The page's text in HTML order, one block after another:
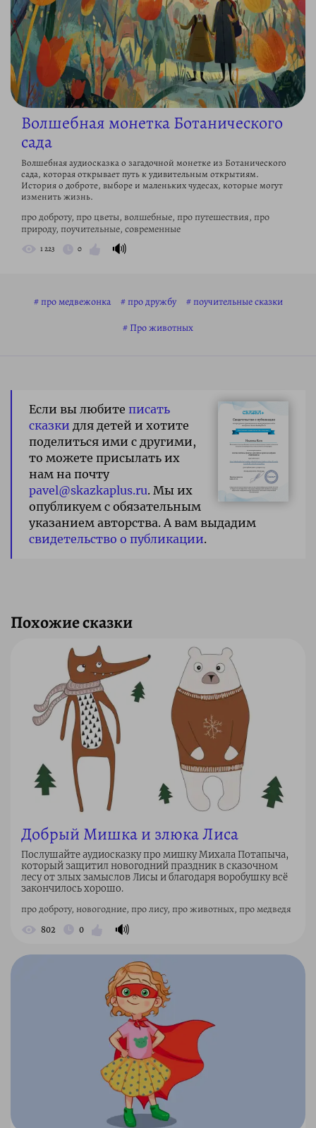
Волшебная монетка Ботанического
сада
Волшебная аудиосказка о загадочной монетке из Ботанического
сада, которая открывает путь к удивительным открытиям.
История о доброте, выборе и маленьких чудесах, которые могут
изменить жизнь.
про доброту, про цветы, волшебные, про путешествия, про
природу, поучительные, современные
1 223 0 🔊
про медвежонка про дружбу
поучительные сказки
Про животных
Если вы любите писать
сказки для детей и хотите
поделиться ими с другими,
то можете присылать их
нам на почту
pavel@skazkaplus.ru. Мы их
опубликуем с обязательным
указанием авторства. А вам выдадим
свидетельство о публикации.
Похожие сказки
Добрый Мишка и злюка Лиса
Послушайте аудиосказку про мишку Михала Потапыча,
который защитил новогодний праздник в сказочном
лесу от злых замыслов Лисы и благодаря воробушку всё
закончилось хорошо.
про доброту, новогодние, про лису, про животных, про медведя
802 0 🔊